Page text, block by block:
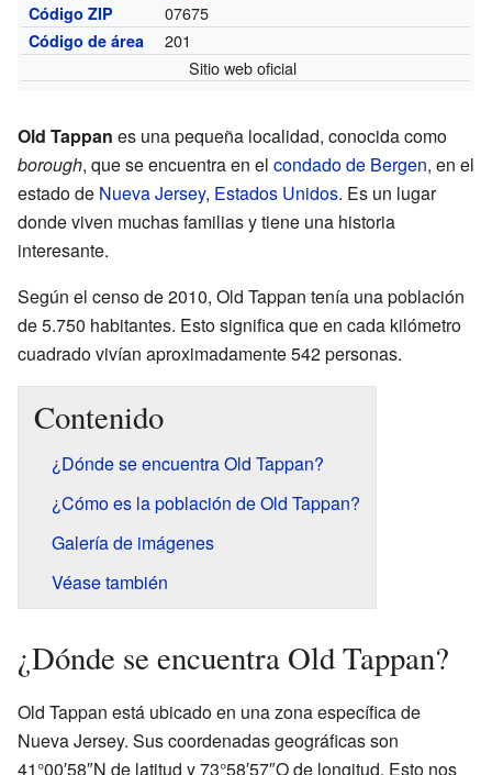
Código ZIP 07675
Código de área
201
Sitio web oficial
Old Tappan es una pequeña localidad, conocida como
borough, que se encuentra en el condado de Bergen, en el
estado de Nueva Jersey, Estados Unidos. Es un lugar
donde viven muchas familias y tiene una historia
interesante.
Según el censo de 2010, Old Tappan tenía una población
de 5.750 habitantes. Esto significa que en cada kilómetro
cuadrado vivían aproximadamente 542 personas.
Contenido
¿Dónde se encuentra Old Tappan?
¿Cómo es la población de Old Tappan?
Galería de imágenes
Véase también
¿Dónde se encuentra Old Tappan?
Old Tappan está ubicado en una zona específica de
Nueva Jersey. Sus coordenadas geográficas son
41°00′58″N de latitud y 73°58′57″O de longitud. Esto nos